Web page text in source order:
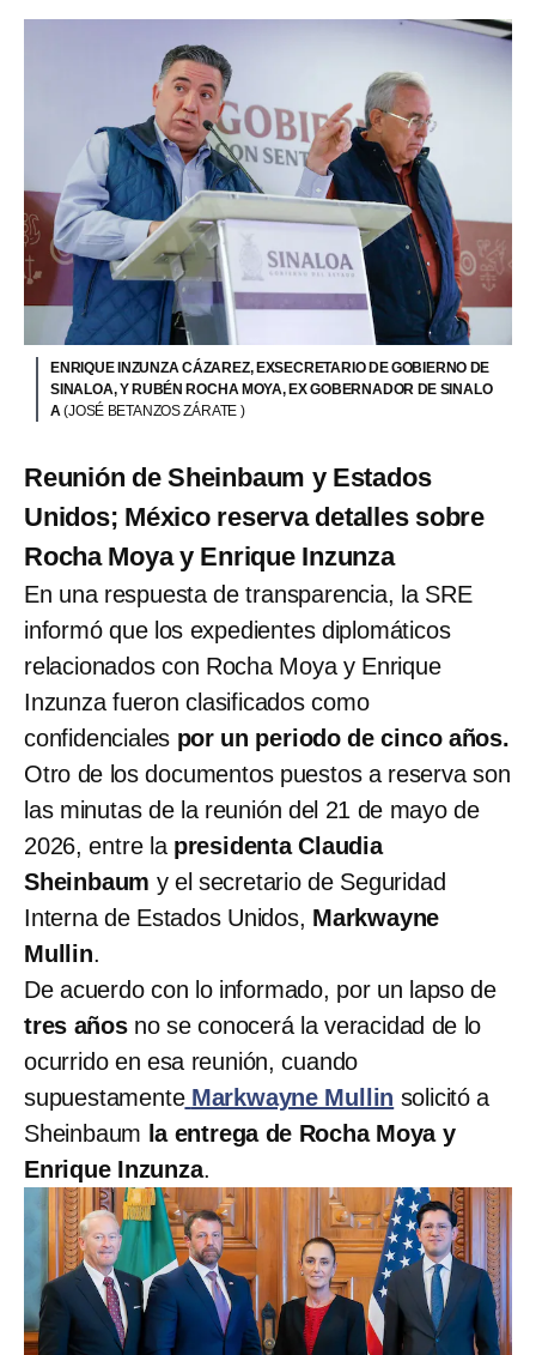
ENRIQUE INZUNZA CÁZAREZ, EXSECRETARIO DE GOBIERNO DE
SINALOA, Y RUBÉN ROCHA MOYA, EX GOBERNADOR DE SINALO
A(JOSÉ BETANZOS ZÁRATE )
Reunión de Sheinbaum y Estados
Unidos; México reserva detalles sobre
Rocha Moya y Enrique Inzunza
En una respuesta de transparencia, la SRE
informó que los expedientes diplomáticos
relacionados con Rocha Moya y Enrique
Inzunza fueron clasificados como
confidenciales por un periodo de cinco años.
Otro de los documentos puestos a reserva son
las minutas de la reunión del 21 de mayo de
2026, entre la presidenta Claudia
Sheinbaum y el secretario de Seguridad
Interna de Estados Unidos, Markwayne
Mullin.
De acuerdo con lo informado, por un lapso de
tres años no se conocerá la veracidad de lo
ocurrido en esa reunión, cuando
supuestamente Markwayne Mullin solicitó a
Sheinbaum la entrega de Rocha Moya y
Enrique Inzunza.